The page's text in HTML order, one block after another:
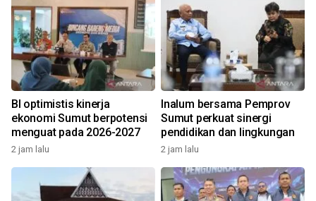
BI optimistis kinerja
ekonomi Sumut berpotensi
menguat pada 2026-2027
2 jam lalu
Inalum bersama Pemprov
Sumut perkuat sinergi
pendidikan dan lingkungan
2 jam lalu